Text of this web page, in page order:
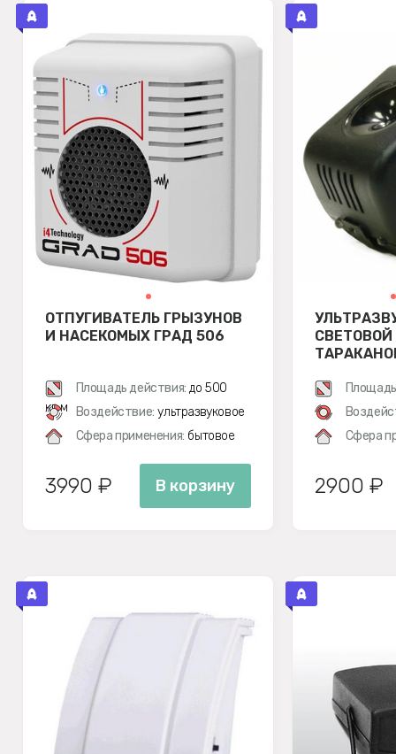
ОТПУГИВАТЕЛЬ ГРЫЗУНОВ
И НАСЕКОМЫХ ГРАД 506
Площадь действия: до 500
кв.м
Воздействие: ультразвуковое
Сфера применения: бытовое
3990 ₽ В корзину
Сфера
2900 ₽